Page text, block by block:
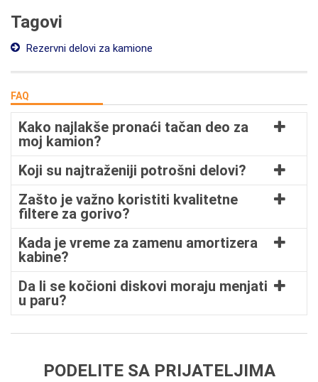
Tagovi
Rezervni delovi za kamione
FAQ
Kako najlakše pronaći tačan deo za
moj kamion?
Koji su najtraženiji potrošni delovi?
Zašto je važno koristiti kvalitetne
filtere za gorivo?
Kada je vreme za zamenu amortizera
kabine?
Da li se kočioni diskovi moraju menjati
u paru?
PODELITE SA PRIJATELJIMA